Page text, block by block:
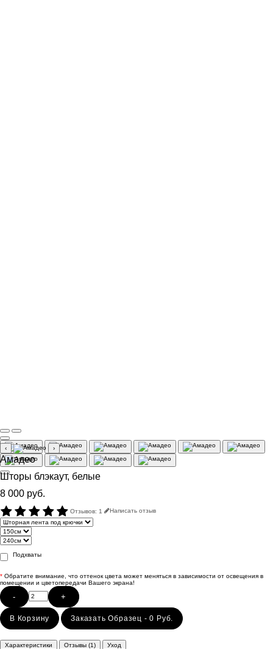
‹ ›
Амадео
Шторы блэкаут, белые
8 000 руб.
Отзывов: 1 Написать отзыв
Подхваты
* Обратите внимание, что оттенок цвета может меняться в зависимости от освещения в
помещении и цветопередачи Вашего экрана!
- +
В Корзину Заказать Образец - 0 Руб.
Характеристики Отзывы (1)
Уход